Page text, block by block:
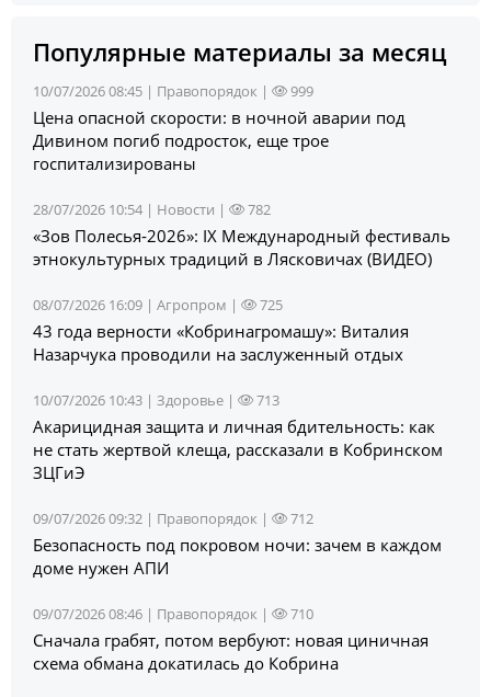
Популярные материалы за месяц
10/07/2026 08:45 | Правопорядок | 999
Цена опасной скорости: в ночной аварии под
Дивином погиб подросток, еще трое
госпитализированы
28/07/2026 10:54 | Новости | 782
«Зов Полесья‑2026»: IX Международный фестиваль
этнокультурных традиций в Лясковичах (ВИДЕО)
08/07/2026 16:09 | Агропром | 725
43 года верности «Кобринагромашу»: Виталия
Назарчука проводили на заслуженный отдых
10/07/2026 10:43 | Здоровье | 713
Акарицидная защита и личная бдительность: как
не стать жертвой клеща, рассказали в Кобринском
ЗЦГиЭ
09/07/2026 09:32 | Правопорядок | 712
Безопасность под покровом ночи: зачем в каждом
доме нужен АПИ
09/07/2026 08:46 | Правопорядок | 710
Сначала грабят, потом вербуют: новая циничная
схема обмана докатилась до Кобрина